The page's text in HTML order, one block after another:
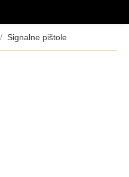
Signalne pištole